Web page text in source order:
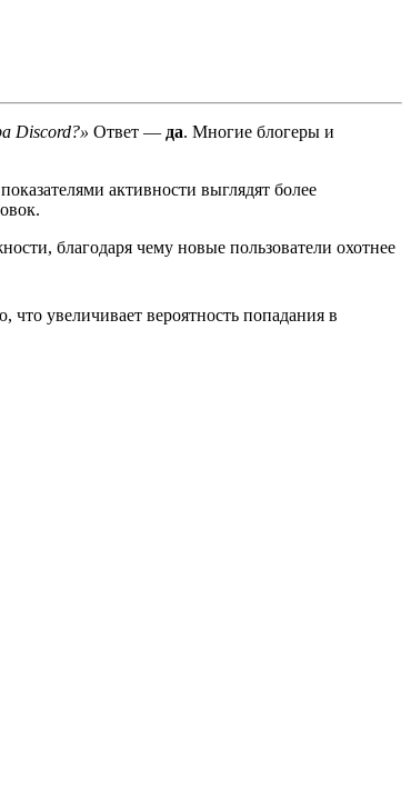
Discord?» Ответ — да. Многие блогеры и
активности выглядят более
благодаря чему новые пользователи охотнее
увеличивает вероятность попадания в